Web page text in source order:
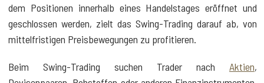
dem Positionen innerhalb eines Handelstages eröffnet und
geschlossen werden, zielt das Swing-Trading darauf ab, von
mittelfristigen Preisbewegungen zu profitieren.
Beim Swing-Trading suchen Trader nach Aktien,